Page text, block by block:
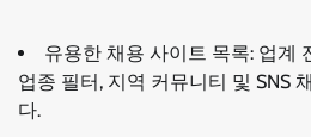
유용한 채용 사이트 목록: 업계
업종 필터, 지역 커뮤니티 및 SNS
다.